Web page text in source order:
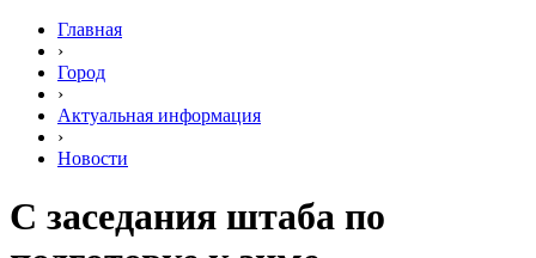
Главная
›
Город
›
Актуальная информация
›
Новости
С заседания штаба по